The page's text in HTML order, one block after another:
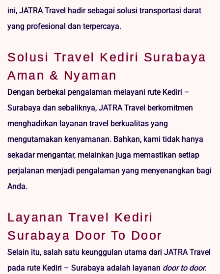
ini, JATRA Travel hadir sebagai solusi transportasi darat
yang profesional dan terpercaya.
Solusi Travel Kediri Surabaya
Aman & Nyaman
Dengan berbekal pengalaman melayani rute Kediri –
Surabaya dan sebaliknya, JATRA Travel berkomitmen
menghadirkan layanan travel berkualitas yang
mengutamakan kenyamanan. Bahkan, kami tidak hanya
sekadar mengantar, melainkan juga memastikan setiap
perjalanan menjadi pengalaman yang menyenangkan bagi
Anda.
Layanan Travel Kediri
Surabaya Door To Door
Selain itu, salah satu keunggulan utama dari JATRA Travel
pada rute Kediri – Surabaya adalah layanan door to door.